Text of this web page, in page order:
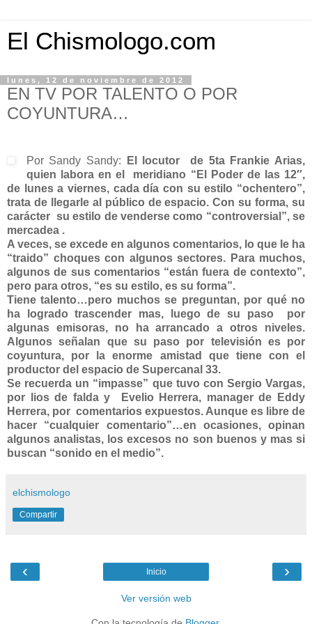
El Chismologo.com
lunes, 12 de noviembre de 2012
EN TV POR TALENTO O POR
COYUNTURA…
Por Sandy Sandy: El locutor de 5ta Frankie Arias,
quien labora en el meridiano “El Poder de las 12″,
de lunes a viernes, cada día con su estilo “ochentero”,
trata de llegarle al público de espacio. Con su forma, su
carácter su estilo de venderse como “controversial”, se
mercadea .
A veces, se excede en algunos comentarios, lo que le ha
“traido” choques con algunos sectores. Para muchos,
algunos de sus comentarios “están fuera de contexto”,
pero para otros, “es su estilo, es su forma”.
Tiene talento…pero muchos se preguntan, por qué no
ha logrado trascender mas, luego de su paso por
algunas emisoras, no ha arrancado a otros niveles.
Algunos señalan que su paso por televisión es por
coyuntura, por la enorme amistad que tiene con el
productor del espacio de Supercanal 33.
Se recuerda un “impasse” que tuvo con Sergio Vargas,
por lios de falda y Evelio Herrera, manager de Eddy
Herrera, por comentarios expuestos. Aunque es libre de
hacer “cualquier comentario”…en ocasiones, opinan
algunos analistas, los excesos no son buenos y mas si
buscan “sonido en el medio”.
elchismologo
Compartir
‹ ›
Inicio
Ver versión web